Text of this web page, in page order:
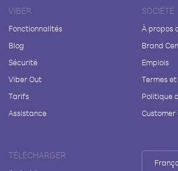
VIBER
Fonctionnalités
Blog
Sécurité
Viber Out
Tarifs
Assistance
SOCIÉTÉ
À propos
Brand
Emplois
Termes
Politique
Customer
TÉLÉCHARGER